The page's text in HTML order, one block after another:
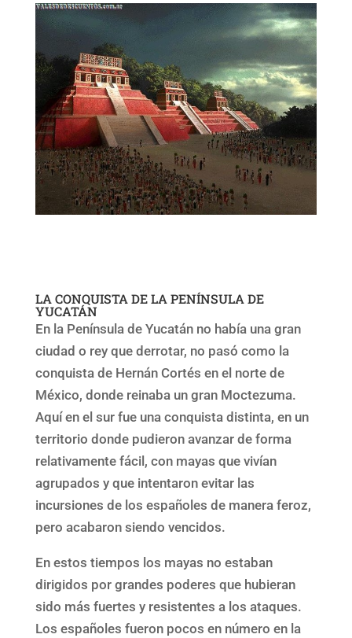
LA CONQUISTA DE LA PENÍNSULA DE
YUCATÁN
En la Península de Yucatán no había una gran
ciudad o rey que derrotar, no pasó como la
conquista de Hernán Cortés en el norte de
México, donde reinaba un gran Moctezuma.
Aquí en el sur fue una conquista distinta, en un
territorio donde pudieron avanzar de forma
relativamente fácil, con mayas que vivían
agrupados y que intentaron evitar las
incursiones de los españoles de manera feroz,
pero acabaron siendo vencidos.
En estos tiempos los mayas no estaban
dirigidos por grandes poderes que hubieran
sido más fuertes y resistentes a los ataques.
Los españoles fueron pocos en número en la